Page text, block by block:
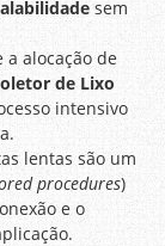
sem
a alocação de
de Lixo
intensivo
lentas são um
procedures)
e o